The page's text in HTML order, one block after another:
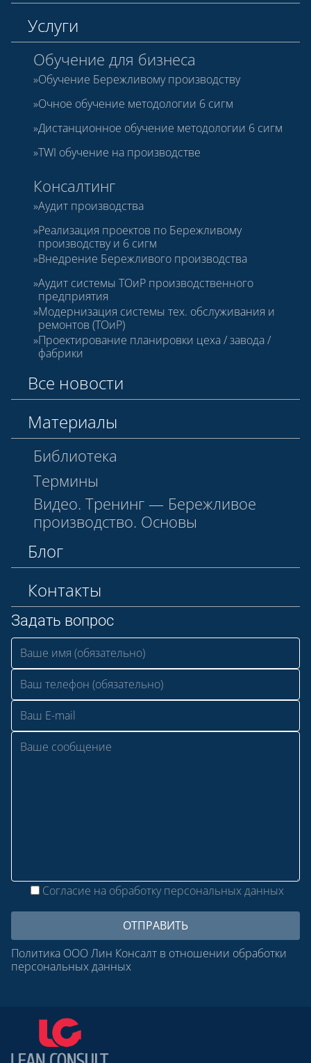
Услуги
Обучение для бизнеса
Обучение Бережливому производству
Очное обучение методологии 6 сигм
Дистанционное обучение методологии 6 сигм
TWI обучение на производстве
Консалтинг
Аудит производства
Реализация проектов по Бережливому
производству и 6 сигм
Внедрение Бережливого производства
Аудит системы ТОиР производственного
предприятия
Модернизация системы тех. обслуживания и
ремонтов (ТОиР)
Проектирование планировки цеха / завода /
фабрики
Все новости
Материалы
Библиотека
Термины
Видео. Тренинг — Бережливое
производство. Основы
Блог
Контакты
Задать вопрос
Согласие на обработку персональных данных
Политика ООО Лин Консалт в отношении обработки
персональных данных